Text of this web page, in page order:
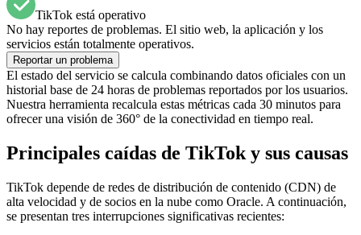
TikTok está operativo
No hay reportes de problemas. El sitio web, la aplicación y los
servicios están totalmente operativos.
Reportar un problema
El estado del servicio se calcula combinando datos oficiales con un
historial base de 24 horas de problemas reportados por los usuarios.
Nuestra herramienta recalcula estas métricas cada 30 minutos para
ofrecer una visión de 360° de la conectividad en tiempo real.
Principales caídas de TikTok y sus causas
TikTok depende de redes de distribución de contenido (CDN) de
alta velocidad y de socios en la nube como Oracle. A continuación,
se presentan tres interrupciones significativas recientes: